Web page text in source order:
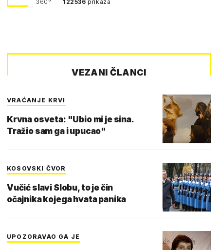
360° 122536prikaza
VEZANI ČLANCI
VRAĆANJE KRVI
Krvna osveta: "Ubio mi je sina.
Tražio sam ga i upucao"
KOSOVSKI ČVOR
Vučić slavi Slobu, to je čin
očajnika kojega hvata panika
UPOZORAVAO GA JE